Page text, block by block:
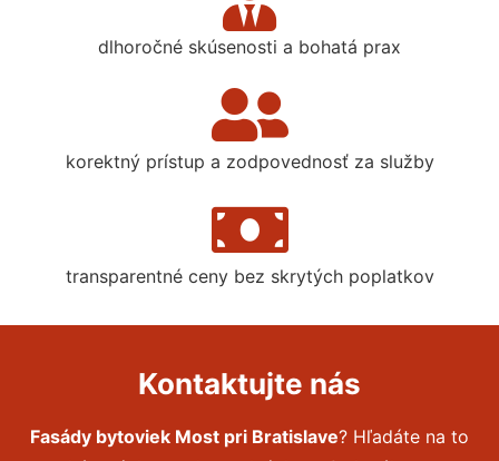
dlhoročné skúsenosti a bohatá prax
korektný prístup a zodpovednosť za služby
transparentné ceny bez skrytých poplatkov
Kontaktujte nás
Fasády bytoviek Most pri Bratislave? Hľadáte na to